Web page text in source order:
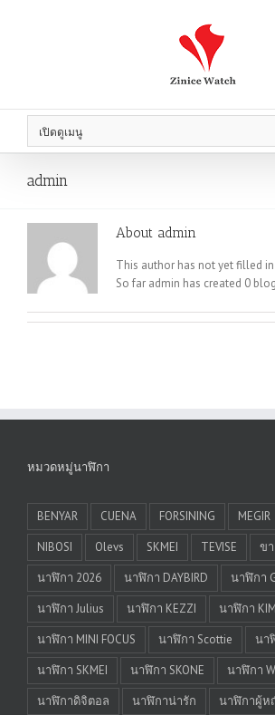
เปิดดูเมนู
admin
About admin
This author has not yet filled
So far admin has created 0
หมวดหมู่นาฬิกา
BENYAR CUENA FORSINING MEGIR
NIBOSI
Olevs SKMEI TEVISE
ข
นาฬิกา 2026
นาฬิกา DAYBIRD
นาฬิกา
นาฬิกา Julius
นาฬิกา KEZZI
นาฬิกา
นาฬิกา MINI FOCUS
นาฬิกา Scottie
นา
นาฬิกา SKMEI
นาฬิกา SKONE
นาฬิกา
นาฬิกาดิจิตอล
นาฬิกาน่ารัก
นาฬิกาผู้ห